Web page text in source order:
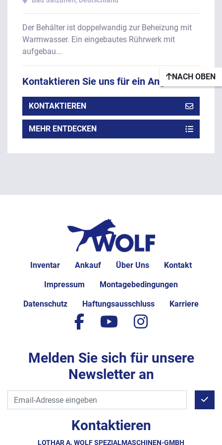
Der Behälter ist doppelwandig zur Beheizung mit
Warmwasser. Ein eingebautes Rührwerk mit
aufgebau...
Kontaktieren Sie uns für ein Angebot
KONTAKTIEREN
MEHR ENTDECKEN
NACH OBEN
Inventar Ankauf Über Uns Kontakt
Impressum Montagebedingungen
Datenschutz Haftungsausschluss Karriere
Kontaktieren
LOTHAR A. WOLF SPEZIALMASCHINEN-GMBH
facebook
youtubeinstagram
Melden Sie sich für unsere
Newsletter an